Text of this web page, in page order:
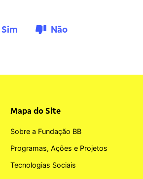
Sim Não
Mapa do Site
Sobre a Fundação BB
Programas, Ações e Projetos
Tecnologias Sociais